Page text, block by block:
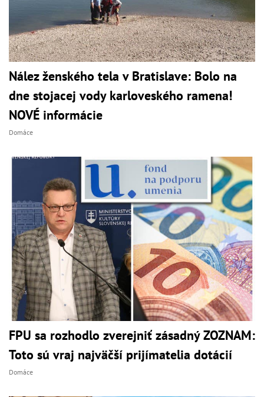
Nález ženského tela v Bratislave: Bolo na
dne stojacej vody karloveského ramena!
NOVÉ informácie
Domáce
FPU sa rozhodlo zverejniť zásadný ZOZNAM:
Toto sú vraj najväčší prijímatelia dotácií
Domáce